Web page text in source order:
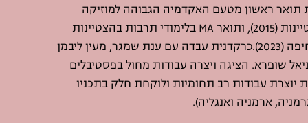
תואר ראשון מטעם האקדמיה הגבוהה למוזיקה
ולמחול ירושלים בהצטיינות (2015), ותואר MA בלימודי תרבות בהצטיינות
יתרה מאוניברסיטת חיפה (2023).כרקדנית עבדה עם ענת שמגר, מעין ליבמן
שופרא. הציגה ויצרה עבודות מחול בפסטיבלים
יוצרת עבודות רב תחומיות ולוקחת חלק בתכניו
ארמניה ואנגליה).